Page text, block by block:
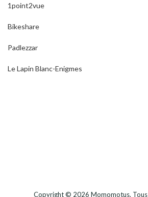
1point2vue
Bikeshare
Padlezzar
Le Lapin Blanc-Enigmes
Copyright © 2026 Momomotus.